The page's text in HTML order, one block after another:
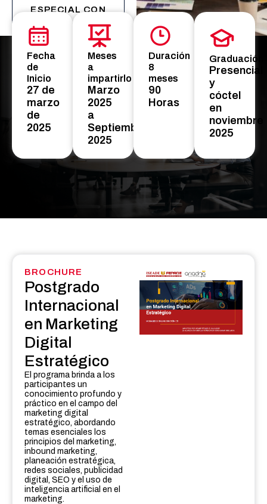
ESPECIAL CON
Fecha
de
Inicio
27 de
marzo
de
2025
Meses
a
impartirlo
Marzo
2025
a
Septiembre
2025
Duración
8
meses
90
Horas
Graduación
Presencial
y
cóctel
en
noviembre
2025
BROCHURE
Postgrado
Internacional
en Marketing
Digital
Estratégico
El programa brinda a los
participantes un
conocimiento profundo y
práctico en el campo del
marketing digital
estratégico, abordando
temas esenciales los
principios del marketing,
inbound marketing,
planeación estratégica,
redes sociales, publicidad
digital, SEO y el uso de
inteligencia artificial en el
marketing.